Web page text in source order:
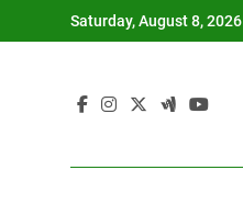
to
Saturday, August 8, 2026